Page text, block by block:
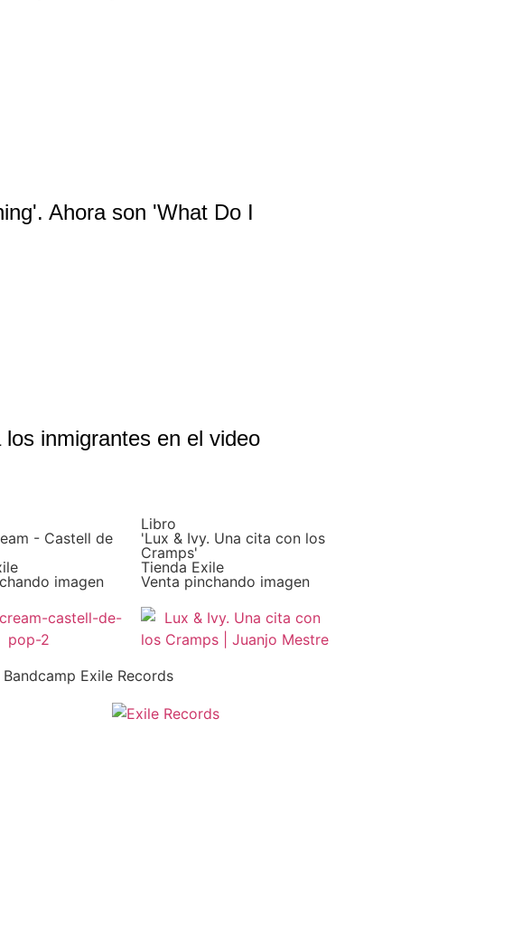
Ahora son 'What Do I
inmigrantes en el video
- Castell de
imagen
Libro
'Lux & Ivy. Una cita con los
Cramps'
Tienda Exile
Venta pinchando imagen
Bandcamp Exile Records